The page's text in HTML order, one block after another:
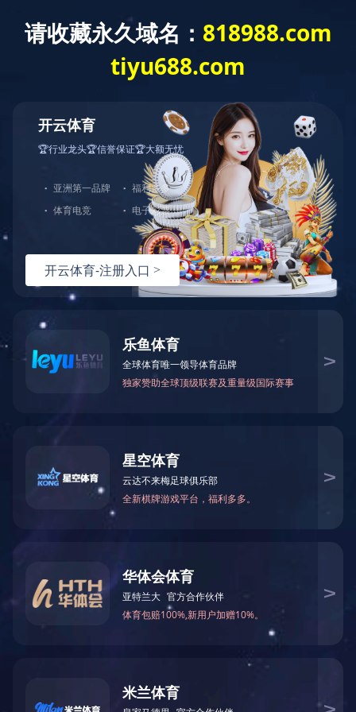
世界杯竞猜网站-世
界杯（中国）
企业概况
工程业绩
世界杯竞猜网站-世
banner
世界杯竞猜网站-世界杯（中国） >工程业绩>超高层及特大型地